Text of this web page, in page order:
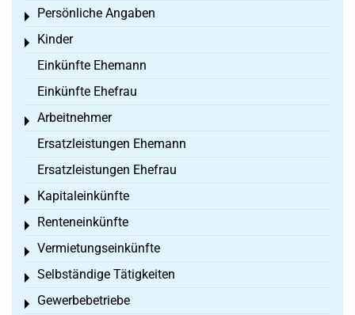
Persönliche Angaben
Toggle menu
Kinder
Toggle menu
Einkünfte Ehemann
Einkünfte Ehefrau
Arbeitnehmer
Toggle menu
Ersatzleistungen Ehemann
Ersatzleistungen Ehefrau
Kapitaleinkünfte
Toggle menu
Renteneinkünfte
Toggle menu
Vermietungseinkünfte
Toggle menu
Selbständige Tätigkeiten
Toggle menu
Gewerbebetriebe
Toggle menu